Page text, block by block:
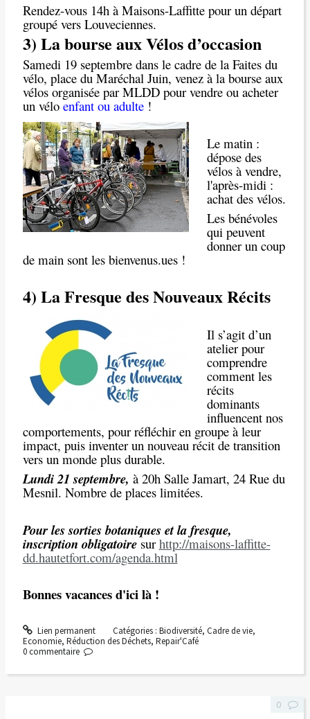
Rendez-vous 14h à Maisons-Laffitte pour un départ
groupé vers Louveciennes.
3) La bourse aux Vélos d’occasion
Samedi 19 septembredans le cadre de la Faites du
vélo, place du Maréchal Juin, venez à la bourse aux
vélos organisée par MLDD pour vendre ou acheter
un vélo enfant ou adulte !
Le matin :
dépose des
vélos à vendre,
l'après-midi :
achat des vélos.
Les bénévoles
qui peuvent
donner un coup
de main sont les bienvenus.ues !
4) La Fresque des Nouveaux Récits
Il s’agit d’un
atelier pour
comprendre
comment les
récits
dominants
influencent nos
comportements, pour réfléchir en groupe à leur
impact, puis inventer un nouveau récit de transition
vers un monde plus durable.
Lundi 21 septembre, à 20h Salle Jamart, 24 Rue du
Mesnil. Nombre de places limitées.
Pour les sorties botaniques et la fresque,
inscription obligatoiresur http://maisons-laffitte-
dd.hautetfort.com/agenda.html
Bonnes vacances d'ici là !
Lien permanent Catégories : Biodiversité, Cadre de vie,
Economie, Réduction des Déchets, Repair'Café
0 commentaire
0